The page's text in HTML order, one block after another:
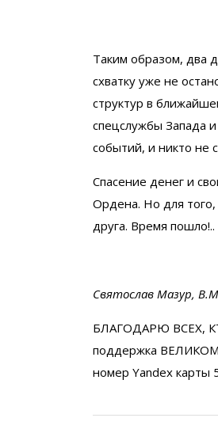
Таким образом, два
схватку уже не
структур в
спецслужбы Запада
событий, и никто не
Спасение денег и
Ордена. Но для
друга. Время пошло!..
Святослав Мазур,
БЛАГОДАРЮ ВСЕХ,
поддержка
номер Yandex карты